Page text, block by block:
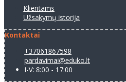
Klientams
Užsakymų istorija
Kontaktai
+37061867598
pardavimai@eduko.lt
I-V: 8:00 - 17:00